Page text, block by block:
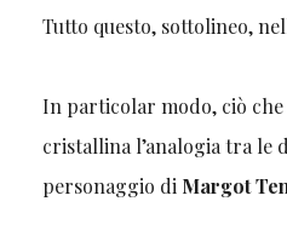
Tutto questo, sottolineo,
In particolar modo, ciò
cristallina l’analogia tra le
personaggio di Margot